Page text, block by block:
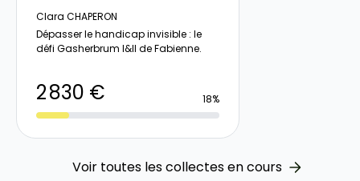
Clara CHAPERON
Dépasser le handicap invisible : le
défi Gasherbrum I&II de Fabienne.
2 830 € 18%
Voir toutes les collectes en cours